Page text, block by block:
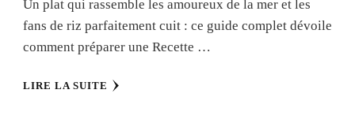
Un plat qui rassemble les amoureux de la mer et les
fans de riz parfaitement cuit : ce guide complet dévoile
comment préparer une Recette …
LIRE LA SUITE